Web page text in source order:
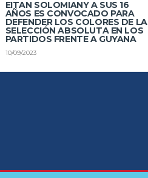
EITAN SOLOMIANY A SUS 16
AÑOS ES CONVOCADO PARA
DEFENDER LOS COLORES DE LA
SELECCIÓN ABSOLUTA EN LOS
PARTIDOS FRENTE A GUYANA
10/09/2023